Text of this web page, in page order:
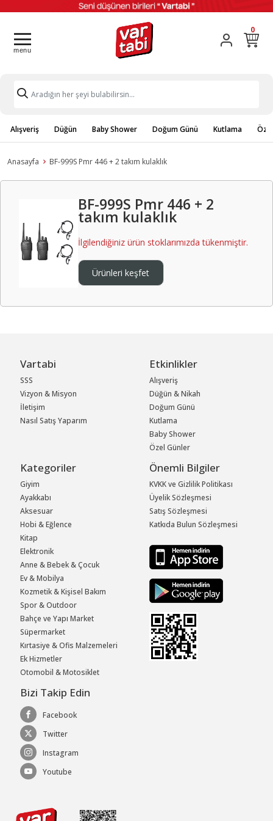
0
Alışveriş Düğün Baby Shower Doğum Günü Kutlama
Anasayfa BF-999S Pmr 446 + 2 takım kulaklık
BF-999S Pmr 446 + 2
takım kulaklık
İlgilendiğiniz ürün stoklarımızda tükenmiştir.
Ürünleri keşfet
Vartabi
SSS
Vizyon & Misyon
İletişim
Nasıl Satış Yaparım
Etkinlikler
Alışveriş
Düğün & Nikah
Doğum Günü
Kutlama
Baby Shower
Özel Günler
Kategoriler
Giyim
Ayakkabı
Aksesuar
Hobi & Eğlence
Kitap
Elektronik
Anne & Bebek & Çocuk
Ev & Mobilya
Kozmetik & Kişisel Bakım
Spor & Outdoor
Bahçe ve Yapı Market
Süpermarket
Kırtasiye & Ofis Malzemeleri
Ek Hizmetler
Otomobil & Motosiklet
Önemli Bilgiler
KVKK ve Gizlilik Politikası
Üyelik Sözleşmesi
Satış Sözleşmesi
Katkıda Bulun Sözleşmesi
Bizi Takip Edin
Facebook
Twitter
Instagram
Youtube